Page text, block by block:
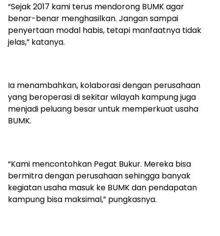
“Sejak 2017 kami terus mendorong BUMK agar
benar-benar menghasilkan. Jangan sampai
penyertaan modal habis, tetapi manfaatnya tidak
jelas,” katanya.
Ia menambahkan, kolaborasi dengan perusahaan
yang beroperasi di sekitar wilayah kampung juga
menjadi peluang besar untuk memperkuat usaha
BUMK.
“Kami mencontohkan Pegat Bukur. Mereka bisa
bermitra dengan perusahaan sehingga banyak
kegiatan usaha masuk ke BUMK dan pendapatan
kampung bisa maksimal,” pungkasnya.